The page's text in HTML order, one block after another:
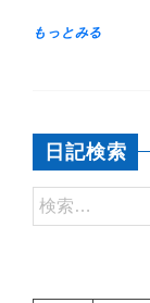
日記検索